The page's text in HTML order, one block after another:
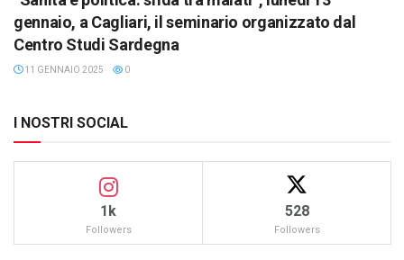
gennaio, a Cagliari, il seminario organizzato dal
Centro Studi Sardegna
11 GENNAIO 2025 0
I NOSTRI SOCIAL
1k
Followers
528
Followers